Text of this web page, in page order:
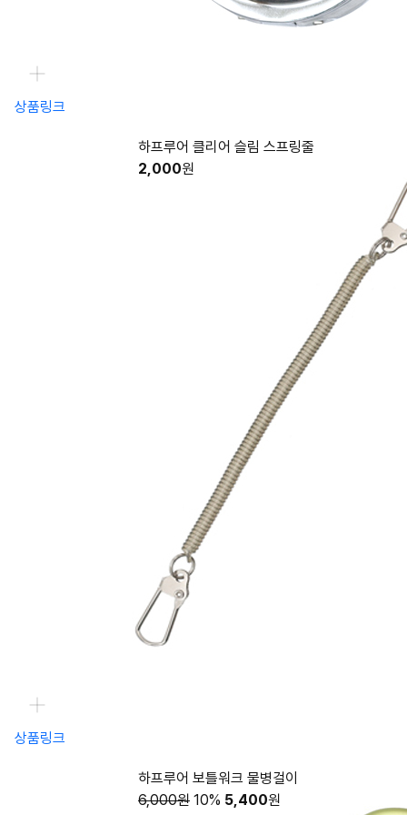
상품링크
하프루어 클리어 슬림 스프링줄
2,000원
상품링크
하프루어 보틀워크 물병걸이
6,000원 10% 5,400원